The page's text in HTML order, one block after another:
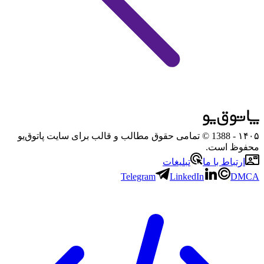
۱۴۰۵
- 1388 © تمامی حقوق مطالب و قالب برای سایت پاتوق‌یو
محفوظ است.
ارتباط با ما
تبلیغات
Telegram
LinkedIn DMCA